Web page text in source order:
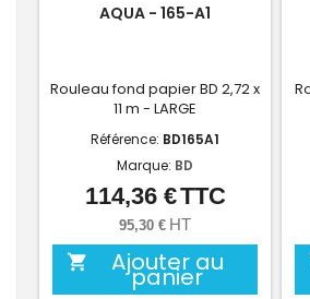
AQUA - 165-A1
Rouleau fond papier BD 2,72 x
11 m - LARGE
Référence: BD165A1
Marque: BD
Prix
114,36 €TTC
95,30 € HT
 Ajouter au
panier